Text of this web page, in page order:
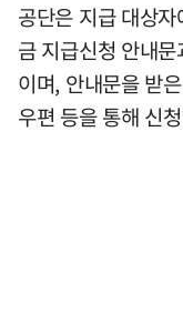
공단은 지급 대상
금 지급신청 안내
이며, 안내문을 받
우편 등을 통해 신